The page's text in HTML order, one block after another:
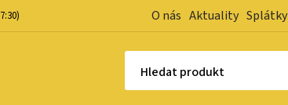
O nás Aktuality Splátky
Hledat produkt